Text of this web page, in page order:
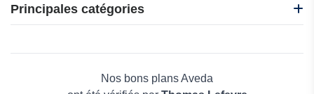
La Feuille CBD
Ma Pharma Naturelle
Nature et Mer
Principales catégories
Maison & JardinNos bons plans Aveda